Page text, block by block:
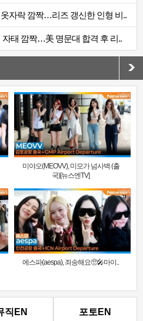
자락 깜짝…리즈 갱신한 인형 비..
자태 깜짝…美 명문대 합격 후 리..
미야오(MEOVV), 미모가 넘사벽 (출
국)[뉴스엔TV]
에스파(aespa), 죄송해요🥺🎤마이..
직EN 포토EN